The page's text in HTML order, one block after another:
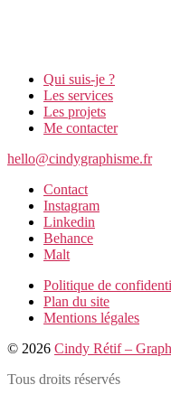
Qui suis-je ?
Les services
Les projets
Me contacter
hello@cindygraphisme.fr
Contact
Instagram
Linkedin
Behance
Malt
Politique de
Plan du site
Mentions légales
© 2026 Cindy Rétif –
Tous droits réservés